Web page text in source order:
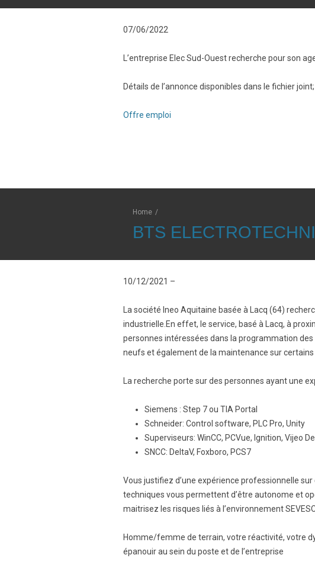
07/06/2022
L’entreprise Elec Sud-Ouest recherche pour son
Détails de l’annonce disponibles dans le fichier
Offre emploi
Home /
BTS
10/12/2021 –
La société Ineo Aquitaine basée à Lacq (64)
industrielle.En effet, le service, basé à Lacq, à
personnes intéressées dans la programmation
neufs et également de la maintenance sur certains
La recherche porte sur des personnes ayant une
Siemens : Step 7 ou TIA Portal
Schneider: Control software, PLC Pro, Unity
Superviseurs: WinCC, PCVue, Ignition, Vijeo
SNCC: DeltaV, Foxboro, PCS7
Vous justifiez d’une expérience professionnelle
techniques vous permettent d’être autonome et
maitrisez les risques liés à l’environnement
Homme/femme de terrain, votre réactivité, votre
épanouir au sein du poste et de l’entreprise